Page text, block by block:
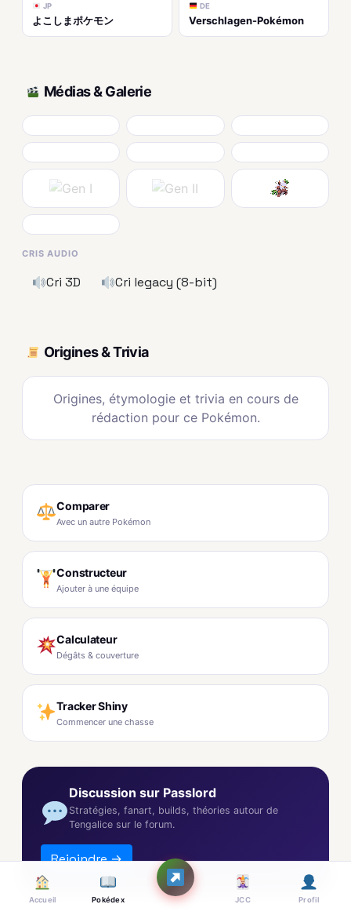
JP
よこしまポケモン
DE
Verschlagen-Pokémon
Médias & Galerie
CRIS AUDIO
Cri 3D Cri legacy (8-bit)
Origines & Trivia
Origines, étymologie et trivia en cours de
rédaction pour ce Pokémon.
Comparer
Avec un autre Pokémon
Constructeur
Ajouter à une équipe
Calculateur
Dégâts & couverture
Tracker Shiny
Commencer une chasse
Discussion sur Passlord
Stratégies, fanart, builds, théories autour de
Tengalice sur le forum.
Rejoindre →
Accueil Pokédex JCC Profil